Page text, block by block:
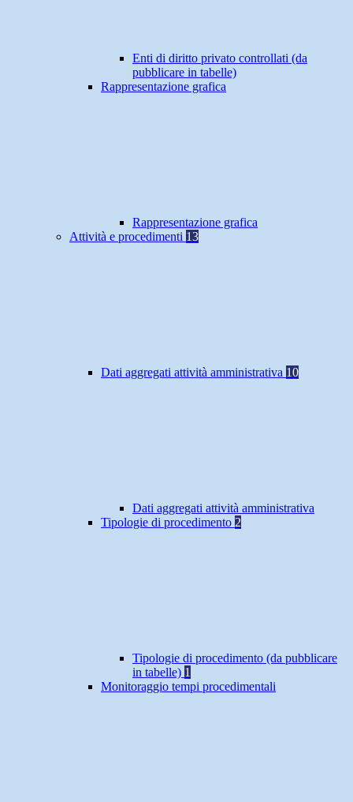
Enti di diritto privato controllati (da
pubblicare in tabelle)
Rappresentazione grafica
Rappresentazione grafica
Attività e procedimenti 13
Dati aggregati attività amministrativa 10
Dati aggregati attività amministrativa
Tipologie di procedimento 2
Tipologie di procedimento (da pubblicare
in tabelle) 1
Monitoraggio tempi procedimentali